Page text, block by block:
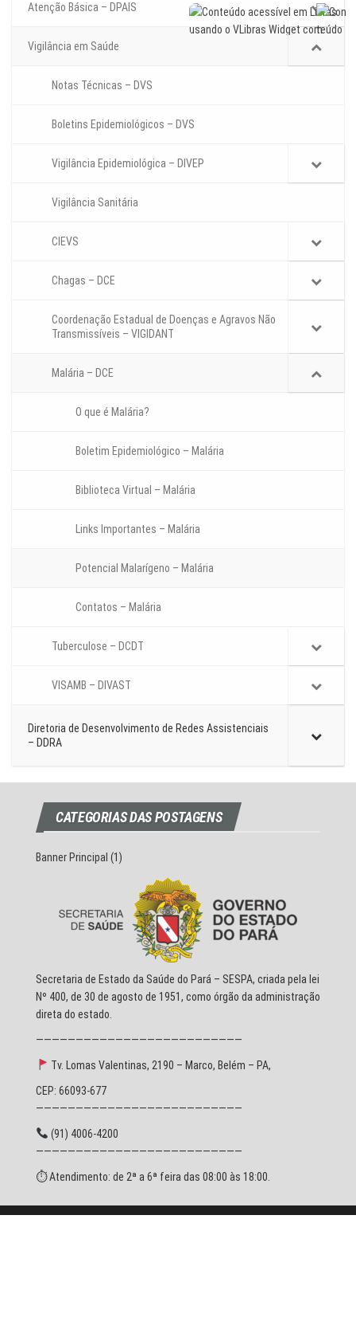
Atenção Básica – DPAIS
Vigilância em Saúde
Notas Técnicas – DVS
Boletins Epidemiológicos – DVS
Vigilância Epidemiológica – DIVEP
Vigilância Sanitária
CIEVS
Chagas – DCE
Coordenação Estadual de Doenças e Agravos Não
Transmissíveis – VIGIDANT
Malária – DCE
O que é Malária?
Boletim Epidemiológico – Malária
Biblioteca Virtual – Malária
Links Importantes – Malária
Potencial Malarígeno – Malária
Contatos – Malária
Tuberculose – DCDT
VISAMB – DIVAST
Diretoria de Desenvolvimento de Redes Assistenciais
– DDRA
CATEGORIAS DAS POSTAGENS
Banner Principal (1)
Secretaria de Estado da Saúde do Pará – SESPA, criada pela lei
Nº 400, de 30 de agosto de 1951, como órgão da administração
direta do estado.
——————————————————————————
Tv. Lomas Valentinas, 2190 – Marco, Belém – PA,
CEP: 66093-677
——————————————————————————
(91) 4006-4200
——————————————————————————
⏱ Atendimento: de 2ª a 6ª feira das 08:00 às 18:00.